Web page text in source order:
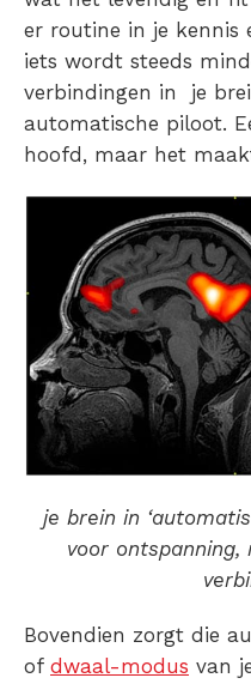
er routine in je kennis
iets wordt steeds
verbindingen in je
automatische piloot.
hoofd, maar het
je brein in
voor
Bovendien zorgt die
of dwaal-modus van